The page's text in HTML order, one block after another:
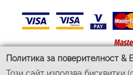
Политика за поверителност &